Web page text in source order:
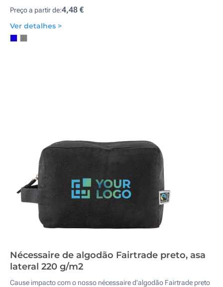
Preço a partir de:4,48 €
Ver detalhes >
Nécessaire de algodão Fairtrade preto, asa
lateral 220 g/m2
Cause impacto com o nosso nécessaire d'algodão Fairtrade preto